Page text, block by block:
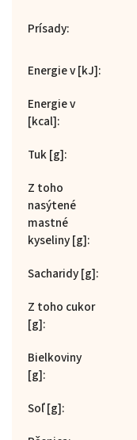
Prísady:
Energie v [kJ]:
Energie v
[kcal]:
Tuk [g]:
Z toho
nasýtené
mastné
kyseliny [g]:
Sacharidy [g]:
Z toho cukor
[g]:
Bielkoviny
[g]:
Soľ [g]: